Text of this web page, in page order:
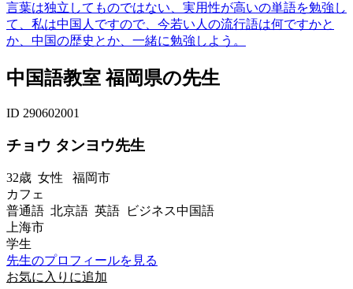
言葉は独立してものではない、実用性が高いの単語を勉強し
て、私は中国人ですので、今若い人の流行語は何ですかと
か、中国の歴史とか、一緒に勉強しよう。
中国語教室 福岡県の先生
ID 290602001
チョウ タンヨウ先生
32歳 女性 福岡市
カフェ
普通語 北京語 英語 ビジネス中国語
上海市
学生
先生のプロフィールを見る
お気に入りに追加